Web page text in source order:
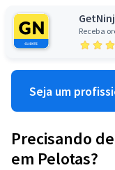
Receba
Seja um
Precisando
em Pelotas?